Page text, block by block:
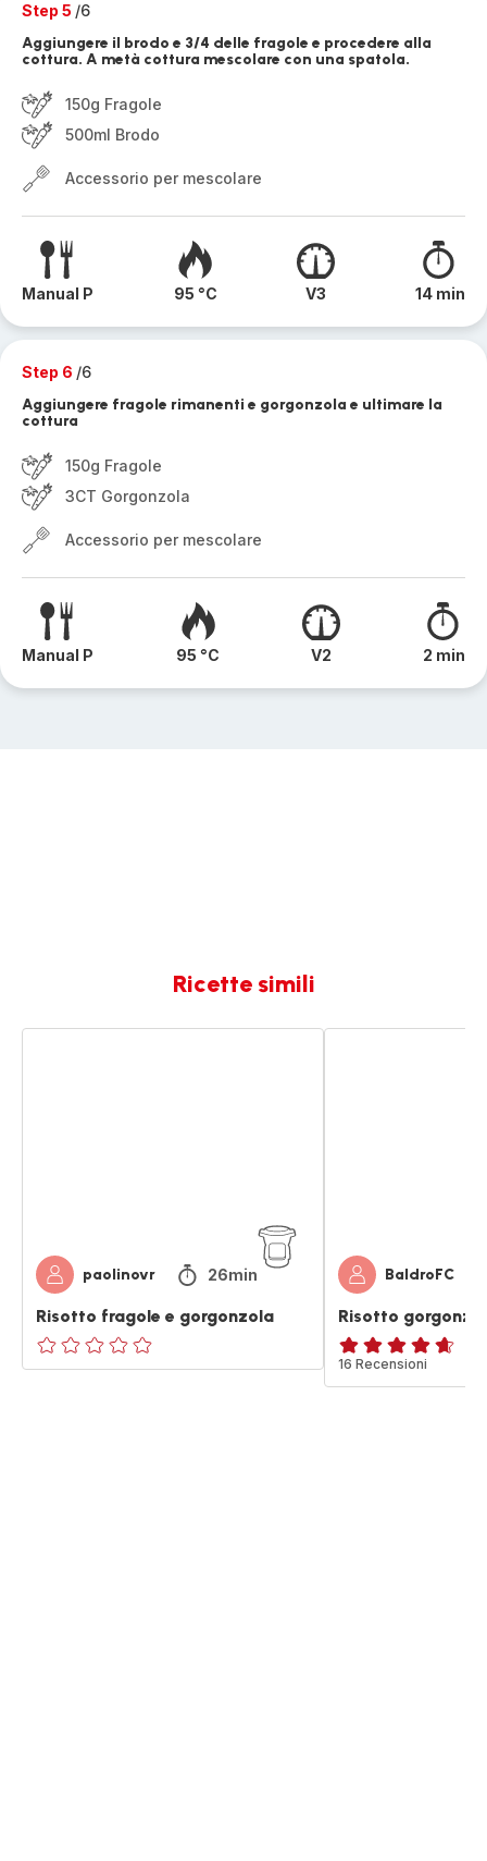
Step 5 /6
Aggiungere il brodo e 3/4 delle fragole e procedere alla
cottura. A metà cottura mescolare con una spatola.
150g Fragole
500ml Brodo
Accessorio per mescolare
Manual P 95 °C V3 14 min
Step 6 /6
Aggiungere fragole rimanenti e gorgonzola e ultimare la
cottura
150g Fragole
3CT Gorgonzola
Accessorio per mescolare
Manual P 95 °C V2 2 min
Ricette simili
paolinovr 26min
Risotto fragole e gorgonzola
ratings.0
BaldroFC
Risotto
ratings.4.6
16 Recensioni